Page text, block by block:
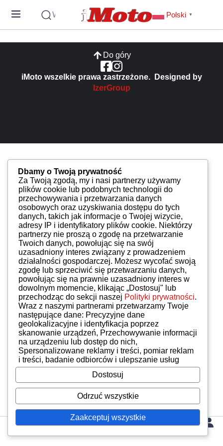
Wyszukaj Polski ▼
Do góry
iMoto wszelkie prawa zastrzeżone. Designed by
IzerGroup
Dbamy o Twoją prywatność
Za Twoją zgodą, my i nasi partnerzy używamy
plików cookie lub podobnych technologii do
przechowywania i przetwarzania danych
osobowych oraz uzyskiwania dostępu do tych
danych, takich jak informacje o Twojej wizycie,
adresy IP i identyfikatory plików cookie. Niektórzy
partnerzy nie proszą o zgodę na przetwarzanie
Twoich danych, powołując się na swój
uzasadniony interes związany z prowadzeniem
działalności gospodarczej. Możesz wycofać swoją
zgodę lub sprzeciwić się przetwarzaniu danych,
powołując się na prawnie uzasadniony interes w
dowolnym momencie, klikając „Dostosuj" lub
przechodząc do sekcji naszej Polityki prywatności.
Wraz z naszymi partnerami przetwarzamy Twoje
następujące dane: Precyzyjne dane
geolokalizacyjne i identyfikacja poprzez
skanowanie urządzeń, Przechowywanie informacji
na urządzeniu lub dostęp do nich,
Spersonalizowane reklamy i treści, pomiar reklam
i treści, badanie odbiorców i ulepszanie usług
Dostosuj
Odrzuć wszystkie
Zaakceptuj wszystkie